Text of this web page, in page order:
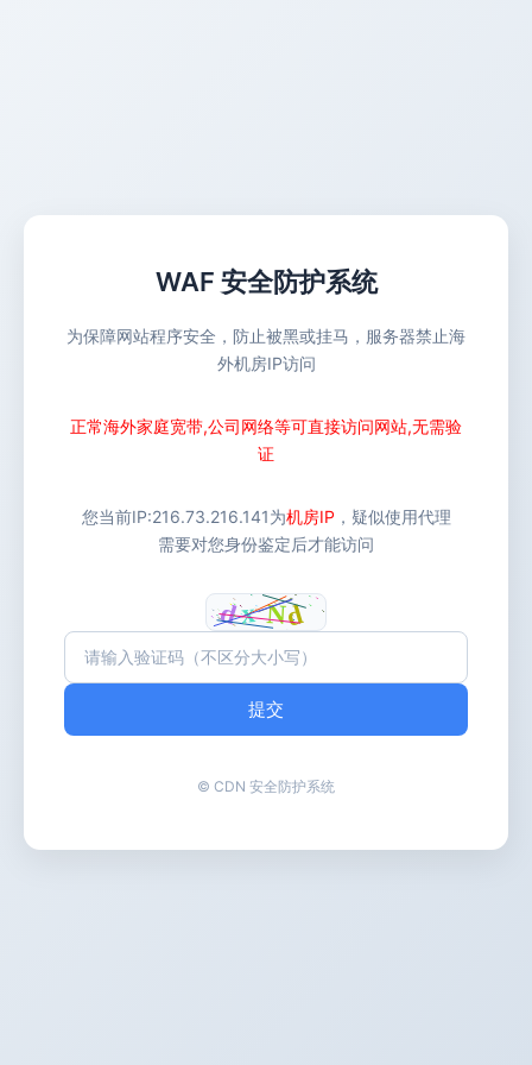
WAF 安全防护系统
为保障网站程序安全，防止被黑或挂马，服务器禁止海
外机房IP访问
正常海外家庭宽带,公司网络等可直接访问网站,无需验
证
您当前IP:216.73.216.141为机房IP ，疑似使用代理
需要对您身份鉴定后才能访问
提交
© CDN 安全防护系统